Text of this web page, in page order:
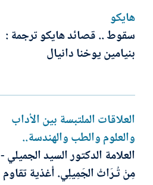
هايكو
سقوط .. قصائد هايكو ترجمة :
بنيامين يوخنا دانيال
العلاقات الملتبسة بين الأداب
والعلوم والطب والهندسة..
العلامة الدكتور السيد الجميلي -
مِنْ تُـرَاثْ الجَمِيلِي. أغذية تقاوم